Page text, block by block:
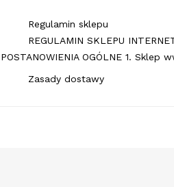
Regulamin sklepu
REGULAMIN SKLEPU
POSTANOWIENIA OGÓLNE 1. Sklep
Zasady dostawy